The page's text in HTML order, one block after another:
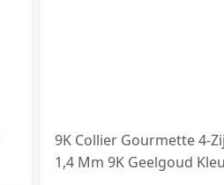
9K Collier Gourmette 4-
1,4 Mm 9K Geelgoud